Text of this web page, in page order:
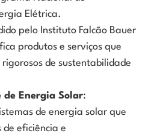
Elétrica.
pelo Instituto Falcão Bauer
produtos e serviços que
de sustentabilidade
de Energia Solar:
de energia solar que
eficiência e